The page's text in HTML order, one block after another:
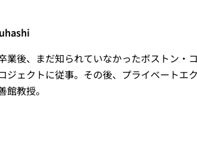
業後、まだ知られていなかったボストン・
ジェクトに従事。その後、プライベートエ
教授。